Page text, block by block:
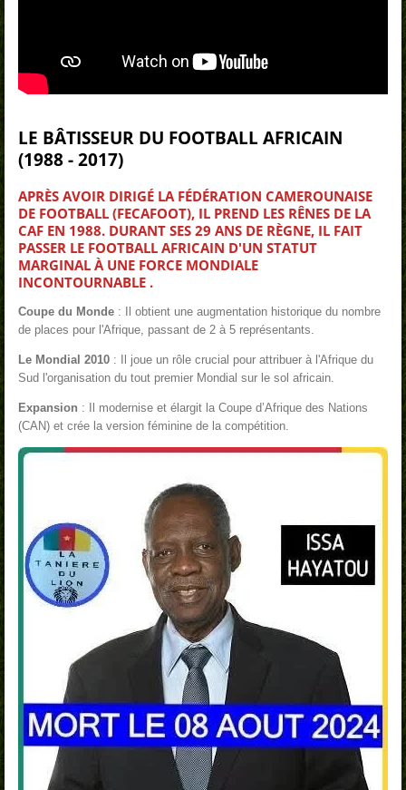
LE BÂTISSEUR DU FOOTBALL AFRICAIN
(1988 - 2017)
APRÈS AVOIR DIRIGÉ LA FÉDÉRATION CAMEROUNAISE
DE FOOTBALL (FECAFOOT), IL PREND LES RÊNES DE LA
CAF EN 1988. DURANT SES 29 ANS DE RÈGNE, IL FAIT
PASSER LE FOOTBALL AFRICAIN D'UN STATUT
MARGINAL À UNE FORCE MONDIALE
INCONTOURNABLE .
Coupe du Monde : Il obtient une augmentation historique du nombre
de places pour l'Afrique, passant de 2 à 5 représentants.
Le Mondial 2010 : Il joue un rôle crucial pour attribuer à l'Afrique du
Sud l'organisation du tout premier Mondial sur le sol africain.
Expansion : Il modernise et élargit la Coupe d’Afrique des Nations
(CAN) et crée la version féminine de la compétition.